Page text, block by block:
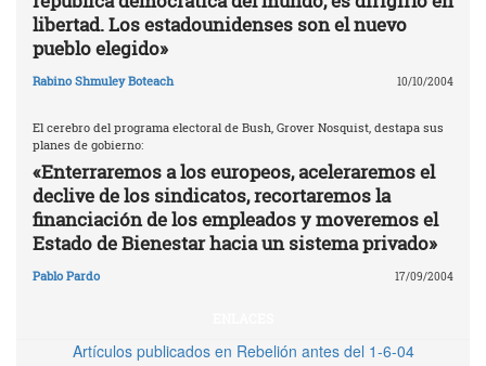
libertad. Los estadounidenses son el nuevo
pueblo elegido»
Rabino Shmuley Boteach 10/10/2004
El cerebro del programa electoral de Bush, Grover Nosquist, destapa sus
planes de gobierno:
«Enterraremos a los europeos, aceleraremos el
declive de los sindicatos, recortaremos la
financiación de los empleados y moveremos el
Estado de Bienestar hacia un sistema privado»
Pablo Pardo 17/09/2004
Artículos publicados en Rebelión antes del 1-6-04